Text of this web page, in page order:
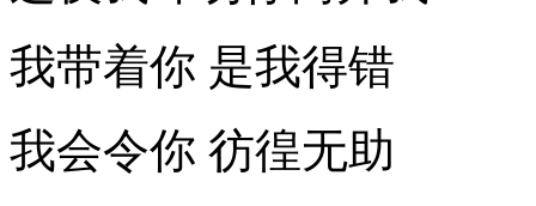
我带着你 是我得错
我会令你 彷徨无助